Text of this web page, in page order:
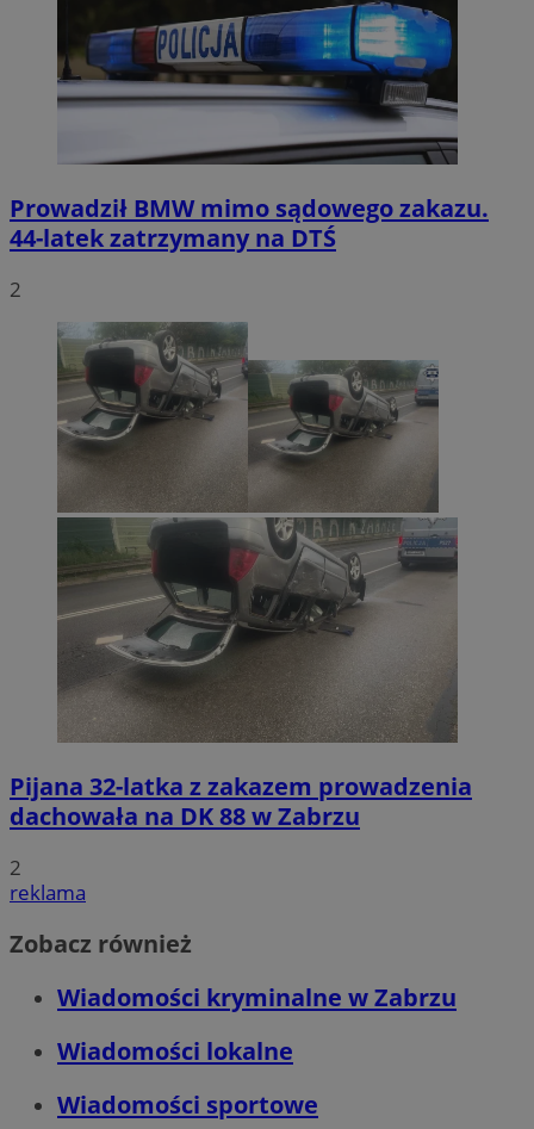
Prowadził BMW mimo sądowego zakazu.
44-latek zatrzymany na DTŚ
2
Pijana 32-latka z zakazem prowadzenia
dachowała na DK 88 w Zabrzu
2
reklama
Zobacz również
Wiadomości kryminalne w Zabrzu
Wiadomości lokalne
Wiadomości sportowe